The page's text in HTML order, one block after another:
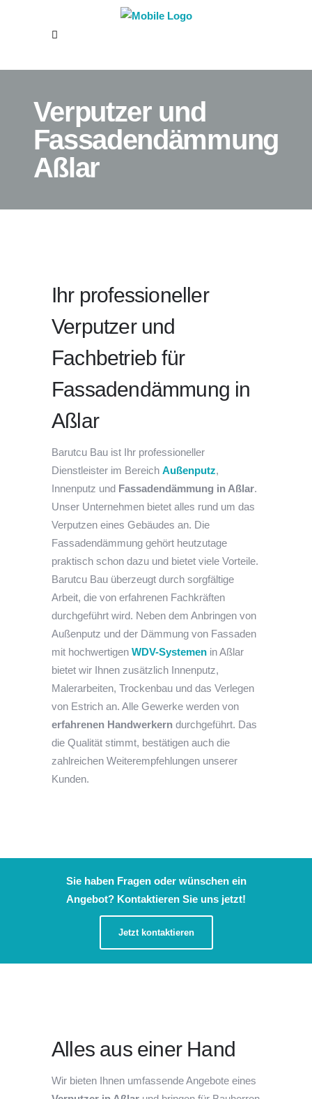
Verputzer und
Fassadendämmung
Aßlar
Ihr professioneller
Verputzer und
Fachbetrieb für
Fassadendämmung in
Aßlar
Barutcu Bau ist Ihr professioneller
Dienstleister im Bereich Außenputz,
Innenputz und Fassadendämmung in Aßlar.
Unser Unternehmen bietet alles rund um das
Verputzen eines Gebäudes an. Die
Fassadendämmung gehört heutzutage
praktisch schon dazu und bietet viele Vorteile.
Barutcu Bau überzeugt durch sorgfältige
Arbeit, die von erfahrenen Fachkräften
durchgeführt wird. Neben dem Anbringen von
Außenputz und der Dämmung von Fassaden
mit hochwertigen WDV-Systemen in Aßlar
bietet wir Ihnen zusätzlich Innenputz,
Malerarbeiten, Trockenbau und das Verlegen
von Estrich an. Alle Gewerke werden von
erfahrenen Handwerkern durchgeführt. Das
die Qualität stimmt, bestätigen auch die
zahlreichen Weiterempfehlungen unserer
Kunden.
Sie haben Fragen oder wünschen ein
Angebot? Kontaktieren Sie uns jetzt!
Jetzt kontaktieren
Alles aus einer Hand
Wir bieten Ihnen umfassende Angebote eines